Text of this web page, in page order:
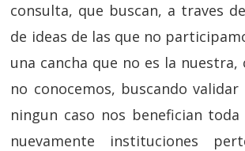
consulta, que buscan, a traves
de ideas de las que no
una cancha que no es la nuestra,
no conocemos, buscando
ningun caso nos benefician toda
nuevamente instituciones